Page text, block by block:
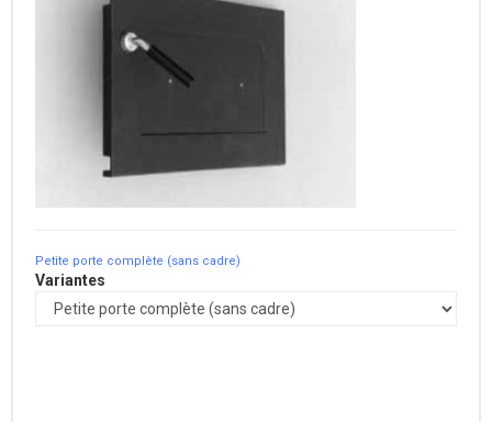
Petite porte complète (sans cadre)
Variantes